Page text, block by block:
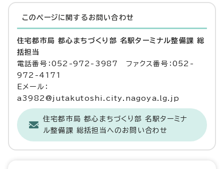
このページに関する お問い合わせ
住宅都市局 都心まちづくり部 名駅ターミナル整備課 総
括担当
電話番号：052-972-3987 ファクス番号：052-
972-4171
Eメール：
a3982@jutakutoshi.city.nagoya.lg.jp
住宅都市局 都心まちづくり部 名駅ターミナ
ル整備課 総括担当へのお問い合わせ